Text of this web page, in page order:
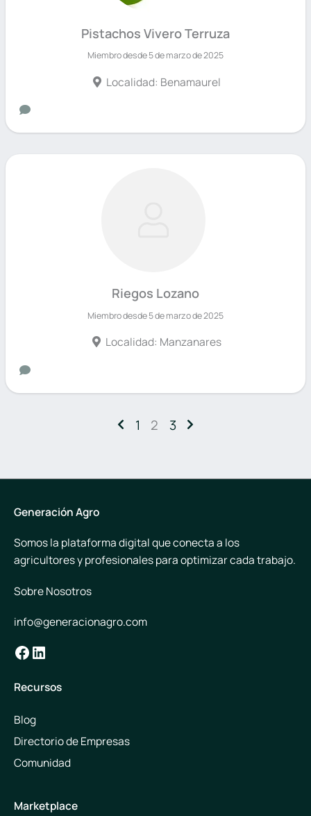
Pistachos Vivero Terruza
Miembro desde 5 de marzo de 2025
Localidad: Benamaurel
Riegos Lozano
Miembro desde 5 de marzo de 2025
Localidad: Manzanares
1 2 3
Generación Agro
Somos la plataforma digital que conecta a los
agricultores y profesionales para optimizar cada trabajo.
Sobre Nosotros
info@generacionagro.com
Facebook
LinkedIn
Recursos
Blog
Directorio de Empresas
Comunidad
Marketplace